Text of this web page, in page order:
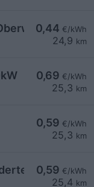
0,44 €/kWh
24,9 km
- 2
0,69 €/kWh
25,3 km
0,59 €/kWh
25,3 km
0,59 €/kWh
25,4 km
Parkplatz